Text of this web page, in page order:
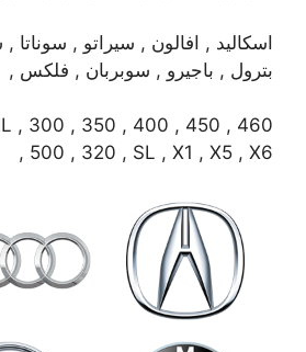
اسكاليد , افالون , سيراتو , سوناتا
بترول , باجيرو , سوبربان , فلكس ,
IL , 300 , 350 , 400 , 450 , 460
, 500 , 320 , SL , X1 , X5 , X6